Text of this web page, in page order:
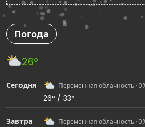
Погода
26°
Сегодня Переменная облачность ·
26° / 33°
Завтра Переменная облачность ·